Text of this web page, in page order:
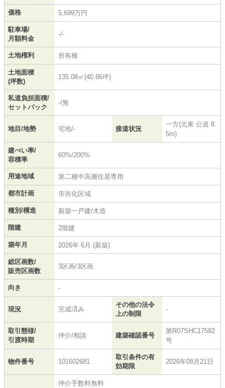
価格 5,699万円
駐車場/
月額料金
-/-
土地権利 所有権
土地面積
(坪数)
135.08㎡(40.86坪)
私道負担面積/
セットバック
-/無
地目/地勢 宅地/- 接道状況
一方(北東 公道 8.
5m)
建ぺい率/
容積率
60%/200%
用途地域 第二種中高層住居専用
都市計画 市街化区域
種別/構造 新築一戸建/木造
階建 2階建
築年月 2026年 6月 (新築)
総区画数/
販売区画数
3区画/3区画
向き -
現況 完成済み
その他の法令
上の制限
-
取引態様/
引渡時期
仲介/相談 建築確認番号
第R07SHC17592
号
物件番号 101602681
取引条件の有
効期限
2026年08月21日
仲介手数料無料